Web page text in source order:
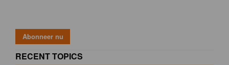
RECENT TOPICS